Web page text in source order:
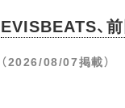
EVISBEATS、
（2026/08/07掲載）